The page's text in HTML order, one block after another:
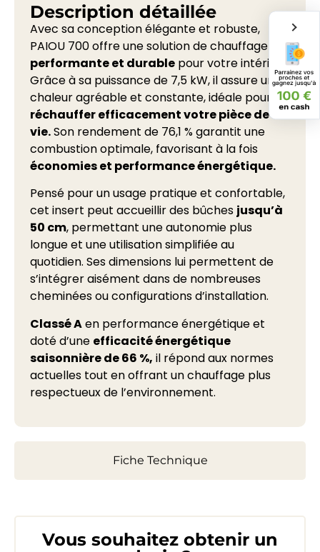
Fiche Technique
Description détaillée
Avec sa conception élégante et robuste,
PAIOU 700 offre une solution de chauffage
performante et durable pour votre intérieur.
Grâce à sa puissance de 7,5 kW, il assure une
chaleur agréable et constante, idéale pour
réchauffer efficacement votre pièce de
vie.Son rendement de 76,1 % garantit une
combustion optimale, favorisant à la fois
économies et performance énergétique.
Pensé pour un usage pratique et confortable,
cet insert peut accueillir des bûches jusqu’à
50 cm, permettant une autonomie plus
longue et une utilisation simplifiée au
quotidien. Ses dimensions lui permettent de
s’intégrer aisément dans de nombreuses
cheminées ou configurations d’installation.
Classé Aen performance énergétique et
doté d’une efficacité énergétique
saisonnière de 66 %, il répond aux normes
actuelles tout en offrant un chauffage plus
respectueux de l’environnement.
Vous souhaitez obtenir un